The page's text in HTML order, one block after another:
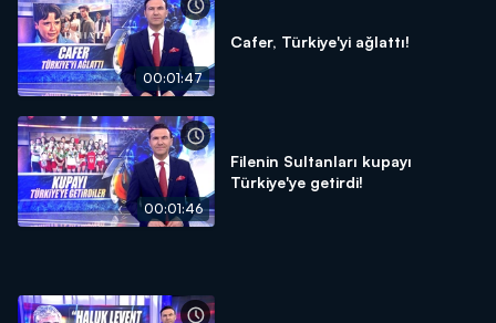
00:01:47
Cafer, Türkiye'yi ağlattı!
00:01:46
Filenin Sultanları kupayı
Türkiye'ye getirdi!